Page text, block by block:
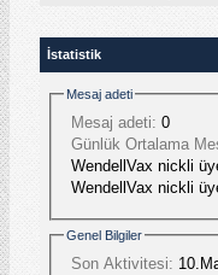
İstatistik
Mesaj adeti
Mesaj adeti: 0
Günlük Ortalama
WendellVax nickli
WendellVax nickli
Genel Bilgiler
Son Aktivitesi: